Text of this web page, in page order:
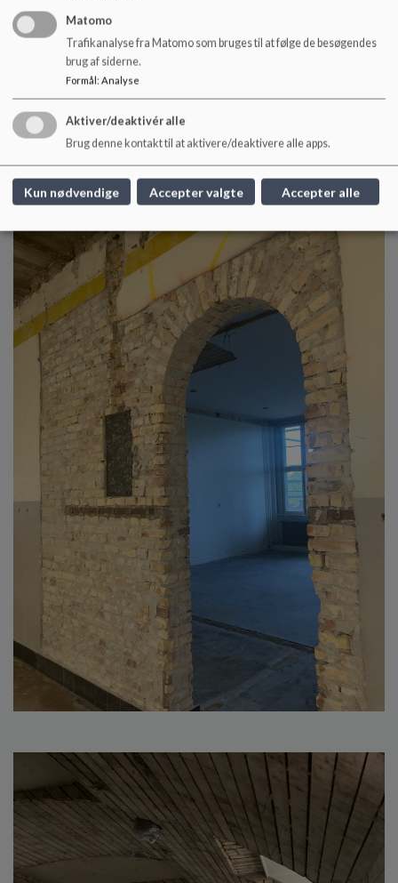
Matomo
Trafikanalyse fra Matomo som bruges til at følge de besøgendes
brug af siderne.
Formål: Analyse
Aktiver/deaktivér alle
Brug denne kontakt til at aktivere/deaktivere alle apps.
Kun nødvendige Accepter valgte Accepter alle